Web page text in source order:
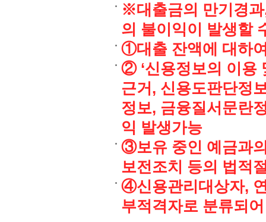
※대출금의 만기경
의 불이익이 발생할
①대출 잔액에 대하
② ‘신용정보의 이용
근거, 신용도판단정
정보, 금융질서문란
익 발생가능
③보유 중인 예금과
보전조치 등의 법적
④신용관리대상자,
부적격자로 분류되